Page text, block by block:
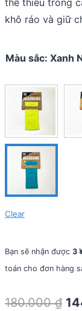
thể thiếu trong
khô ráo và giữ
Màu sắc: Xanh
Clear
Bạn sẽ nhận được 3
toán cho đơn hàng
180.000₫